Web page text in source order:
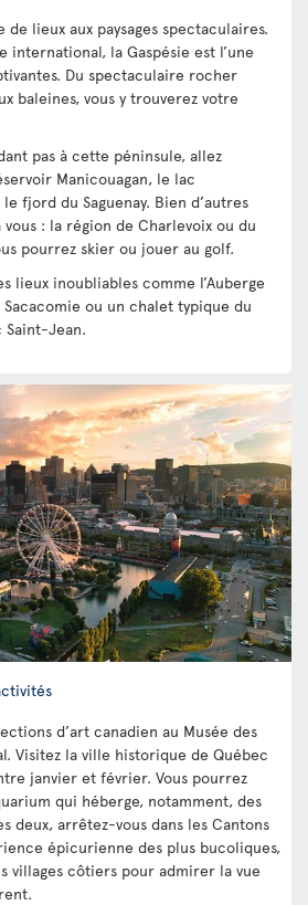
de lieux aux paysages spectaculaires.
international, la Gaspésie est l’une
Du spectaculaire rocher
baleines, vous y trouverez votre
pas à cette péninsule, allez
Manicouagan, le lac
fjord du Saguenay. Bien d’autres
: la région de Charlevoix ou du
pourrez skier ou jouer au golf.
lieux inoubliables comme l’Auberge
Sacacomie ou un chalet typique du
Saint-Jean.
d’art canadien au Musée des
Visitez la ville historique de Québec
janvier et février. Vous pourrez
qui héberge, notamment, des
deux, arrêtez-vous dans les Cantons
épicurienne des plus bucoliques,
villages côtiers pour admirer la vue